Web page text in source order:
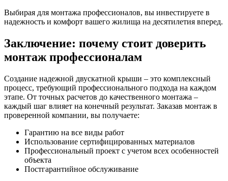
Выбирая для монтажа профессионалов, вы инвестируете в
надежность и комфорт вашего жилища на десятилетия вперед.
Заключение: почему стоит доверить
монтаж профессионалам
Создание надежной двускатной крыши – это комплексный
процесс, требующий профессионального подхода на каждом
этапе. От точных расчетов до качественного монтажа –
каждый шаг влияет на конечный результат. Заказав монтаж в
проверенной компании, вы получаете:
Гарантию на все виды работ
Использование сертифицированных материалов
Профессиональный проект с учетом всех особенностей
объекта
Постгарантийное обслуживание